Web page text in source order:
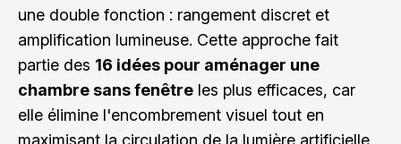
une double fonction : rangement discret et
amplification lumineuse. Cette approche fait
partie des 16 idées pour aménager une
chambre sans fenêtre les plus efficaces, car
elle élimine l'encombrement visuel tout en
maximisant la circulation de la lumière artificielle